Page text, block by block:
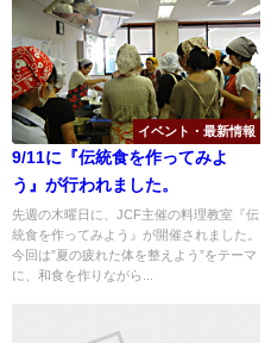
イベント・最新情報
9/11に『伝統食を作ってみよ
う』が行われました。
先週の木曜日に、JCF主催の料理教室『伝
統食を作ってみよう』が開催されました。
今回は”夏の疲れた体を整えよう”をテーマ
に、和食を作りながら...